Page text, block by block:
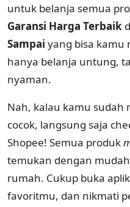
untuk belanja semua
Garansi Harga Terbaik
Sampai yang bisa kamu
hanya belanja untung,
nyaman.
Nah, kalau kamu sudah
cocok, langsung saja
Shopee! Semua produk
temukan dengan
rumah. Cukup buka
favoritmu, dan nikmati